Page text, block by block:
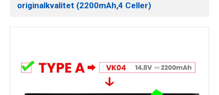
originalkvalitet (2200mAh,4 Celler)